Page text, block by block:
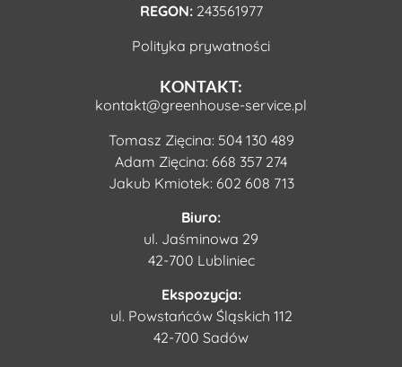
REGON:243561977
Polityka prywatności
KONTAKT:
kontakt@greenhouse-service.pl
Tomasz Zięcina: 504 130 489
Adam Zięcina: 668 357 274
Jakub Kmiotek: 602 608 713
Biuro:
ul. Jaśminowa 29
42-700 Lubliniec
Ekspozycja:
ul. Powstańców Śląskich 112
42-700 Sadów